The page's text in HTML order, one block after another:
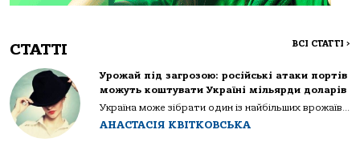
СТАТТІ ВСІ СТАТТІ >
Урожай під загрозою: російські атаки портів
можуть коштувати Україні мільярди доларів
Україна може зібрати один із найбільших врожаїв...
АНАСТАСІЯ КВІТКОВСЬКА